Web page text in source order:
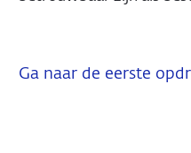
Ga naar de eerste